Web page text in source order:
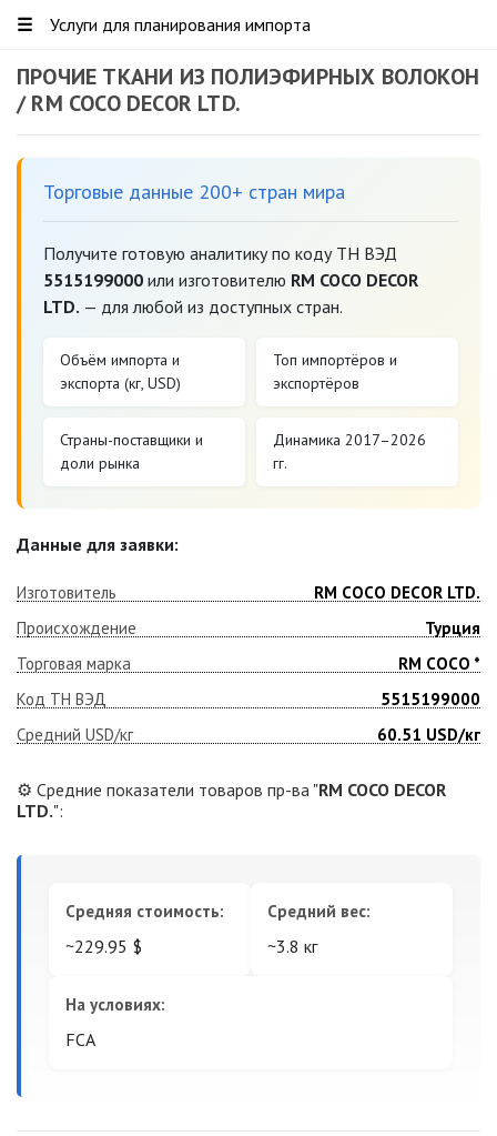
☰ Услуги для планирования импорта
ПРОЧИЕ ТКАНИ ИЗ ПОЛИЭФИРНЫХ ВОЛОКОН
/ RM COCO DECOR LTD.
Торговые данные 200+ стран мира
Получите готовую аналитику по коду ТН ВЭД
5515199000 или изготовителю RM COCO DECOR
LTD. — для любой из доступных стран.
Объём импорта и
экспорта (кг, USD)
Топ импортёров и
экспортёров
Страны-поставщики и
доли рынка
Динамика 2017–2026
гг.
Данные для заявки:
Изготовитель
RM COCO DECOR LTD.
Происхождение
Турция
Торговая марка
RM COCO *
Код ТН ВЭД
5515199000
Средний USD/кг
60.51 USD/кг
⚙️ Средние показатели товаров пр-ва "RM COCO DECOR
LTD.":
Средняя стоимость:
~229.95 $
Средний вес:
~3.8 кг
На условиях:
FCA